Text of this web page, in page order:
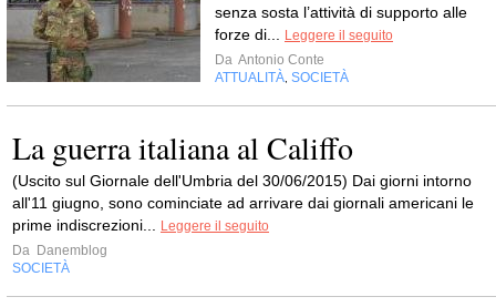
senza sosta l’attività di supporto alle
forze di...
Leggere il seguito
Da Antonio Conte
ATTUALITÀ SOCIETÀ
La guerra italiana al Califfo
(Uscito sul Giornale dell'Umbria del 30/06/2015) Dai giorni intorno
all'11 giugno, sono cominciate ad arrivare dai giornali americani le
prime indiscrezioni...
Leggere il seguito
Da Danemblog
SOCIETÀ